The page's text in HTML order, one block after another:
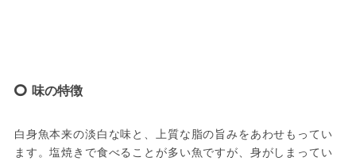
味の特徴
白身魚本来の淡白な味と、上質な脂の旨みをあわせもってい
ます。塩焼きで食べることが多い魚ですが、身がしまってい